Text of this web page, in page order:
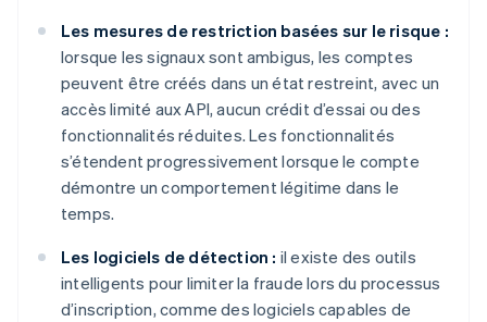
Les mesures de restriction basées sur le risque :
lorsque les signaux sont ambigus, les comptes
peuvent être créés dans un état restreint, avec un
accès limité aux API, aucun crédit d’essai ou des
fonctionnalités réduites. Les fonctionnalités
s’étendent progressivement lorsque le compte
démontre un comportement légitime dans le
temps.
Les logiciels de détection : il existe des outils
intelligents pour limiter la fraude lors du processus
d’inscription, comme des logiciels capables de